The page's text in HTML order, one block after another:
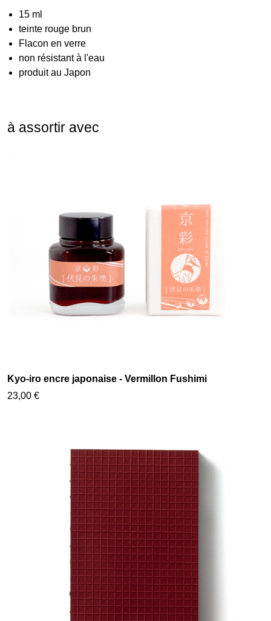
15 ml
teinte rouge brun
Flacon en verre
non résistant à l'eau
produit au Japon
à assortir avec
Kyo-iro encre japonaise - Vermillon Fushimi
23,00 €